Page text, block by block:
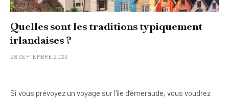
Quelles sont les traditions typiquement
irlandaises ?
28 SEPTEMBRE 2023
Si vous prévoyez un voyage sur l’île d’émeraude, vous voudrez